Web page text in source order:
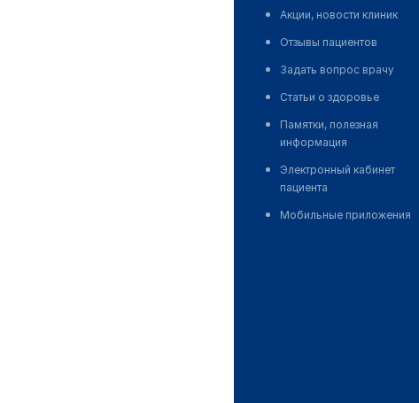
Акции, новости клиник
Отзывы пациентов
Задать вопрос врачу
Статьи о здоровье
Памятки, полезная
информация
Электронный кабинет
пациента
Мобильные приложения